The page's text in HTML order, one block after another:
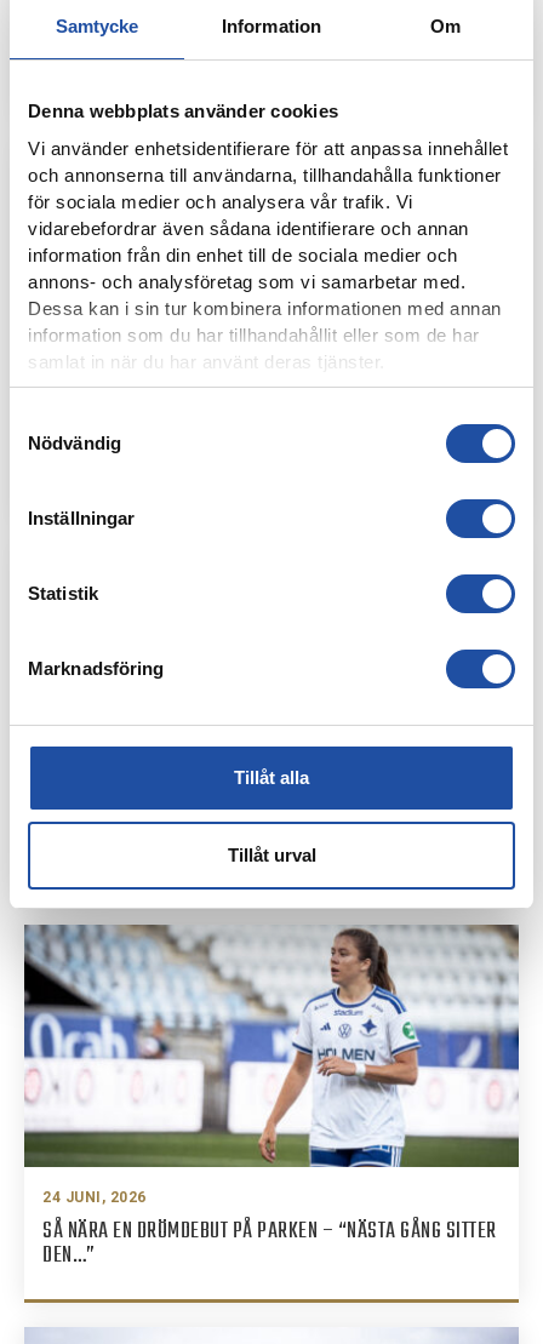
Samtycke Information Om
Denna webbplats använder cookies
Vi använder enhetsidentifierare för att anpassa innehållet
och annonserna till användarna, tillhandahålla funktioner
för sociala medier och analysera vår trafik. Vi
vidarebefordrar även sådana identifierare och annan
information från din enhet till de sociala medier och
annons- och analysföretag som vi samarbetar med.
Dessa kan i sin tur kombinera informationen med annan
information som du har tillhandahållit eller som de har
samlat in när du har använt deras tjänster.
Nödvändig
Inställningar
Statistik
Marknadsföring
Tillåt alla
Tillåt urval
28 JUNI, 2026
KAPTEN NYMAN: “LÅT OSS GÖRA EN FANTASTISK AVSLUTNING
26 JUNI, 2026
PUBLIKINFORMATION: IFK NORRKÖPING-NORRBY IF
24 JUNI, 2026
SÅ NÄRA EN DRÖMDEBUT PÅ PARKEN – “NÄSTA GÅNG SITTER
DEN…”